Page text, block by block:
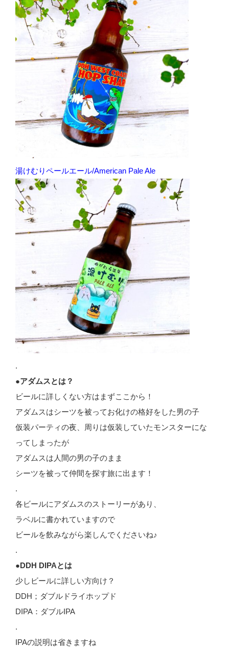
湯けむりペールエール/American Pale Ale
.
●アダムスとは？
ビールに詳しくない方はまずここから！
アダムスはシーツを被ってお化けの格好をした男の子
仮装パーティの夜、周りは仮装していたモンスターにな
ってしまったが
アダムスは人間の男の子のまま
シーツを被って仲間を探す旅に出ます！
.
各ビールにアダムスのストーリーがあり、
ラベルに書かれていますので
ビールを飲みながら楽しんでくださいね♪
.
●DDH DIPAとは
少しビールに詳しい方向け？
DDH；ダブルドライホップド
DIPA：ダブルIPA
.
IPAの説明は省きますね